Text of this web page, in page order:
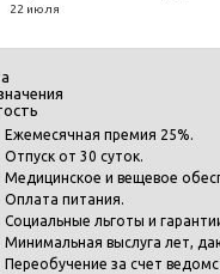
22 июля
Ежемесячная премия 25%.
Отпуск от 30 суток.
Медицинское и вещевое
Оплата питания.
Социальные льготы и
Минимальная выслуга лет,
Переобучение за счет